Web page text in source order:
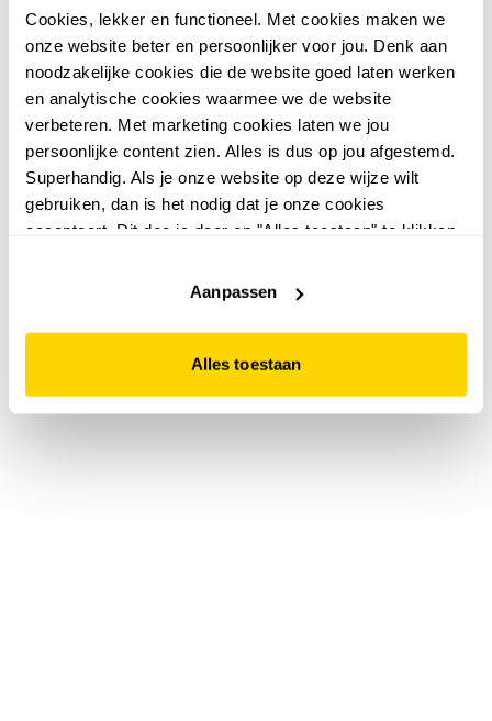
Cookies, lekker en functioneel. Met cookies maken we
onze website beter en persoonlijker voor jou. Denk aan
noodzakelijke cookies die de website goed laten werken
en analytische cookies waarmee we de website
verbeteren. Met marketing cookies laten we jou
persoonlijke content zien. Alles is dus op jou afgestemd.
Superhandig. Als je onze website op deze wijze wilt
gebruiken, dan is het nodig dat je onze cookies
accepteert. Dit doe je door op "Alles toestaan" te klikken.
website niet optimaal functioneert.
Aanpassen
Alles toestaan